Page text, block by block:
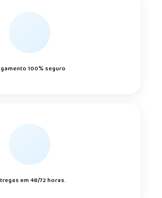
100% seguro
em 48/72 horas.